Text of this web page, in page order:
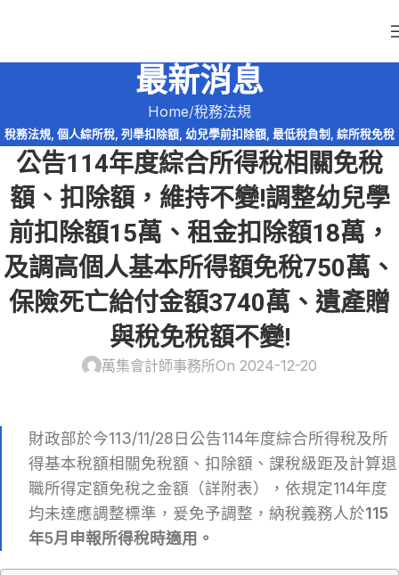
最新消息
Home 稅務法規
稅務法規, 個人綜所稅, 列舉扣除額, 幼兒學前扣除額, 最低稅負制 , 綜所稅免稅
額
公告114年度綜合所得稅相關免稅
額、扣除額，維持不變!調整幼兒學
前扣除額15萬、租金扣除額18萬，
及調高個人基本所得額免稅750萬、
保險死亡給付金額3740萬、遺產贈
與稅免稅額不變!
萬集會計師事務所On 2024-12-20
財政部於今113/11/28日公告114年度綜合所得稅及所
得基本稅額相關免稅額、扣除額、課稅級距及計算退
職所得定額免稅之金額（詳附表），依規定114年度
均未達應調整標準，爰免予調整，納稅義務人於115
年5月申報所得稅時適用。